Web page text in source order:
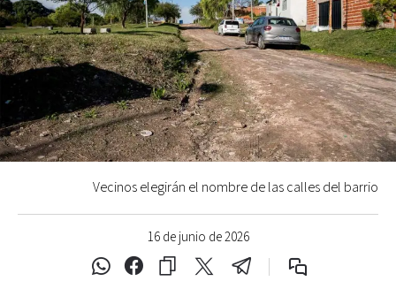
16 de junio de 2026
Vecinos elegirán el nombre de las calles del barrio